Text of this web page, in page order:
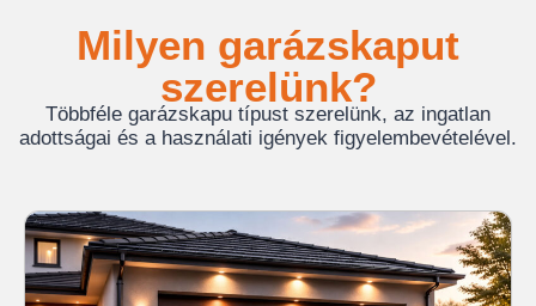
Milyen garázskaput
szerelünk?
Többféle garázskapu típust szerelünk, az ingatlan
adottságai és a használati igények figyelembevételével.